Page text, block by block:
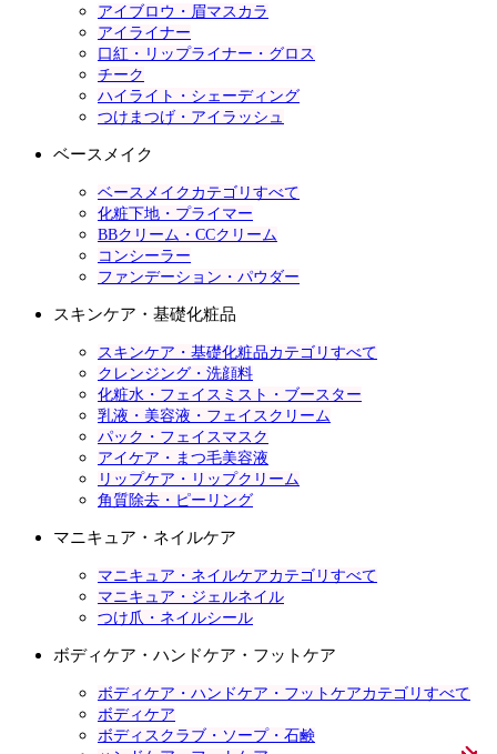
アイブロウ・眉マスカラ
アイライナー
口紅・リップライナー・グロス
チーク
ハイライト・シェーディング
つけまつげ・アイラッシュ
ベースメイク
ベースメイクカテゴリすべて
化粧下地・プライマー
BBクリーム・CCクリーム
コンシーラー
ファンデーション・パウダー
スキンケア・基礎化粧品
スキンケア・基礎化粧品カテゴリすべて
クレンジング・洗顔料
化粧水・フェイスミスト・ブースター
乳液・美容液・フェイスクリーム
パック・フェイスマスク
アイケア・まつ毛美容液
リップケア・リップクリーム
角質除去・ピーリング
マニキュア・ネイルケア
マニキュア・ネイルケアカテゴリすべて
マニキュア・ジェルネイル
つけ爪・ネイルシール
ボディケア・ハンドケア・フットケア
ボディケア・ハンドケア・フットケアカテゴリすべて
ボディケア
ボディスクラブ・ソープ・石鹸